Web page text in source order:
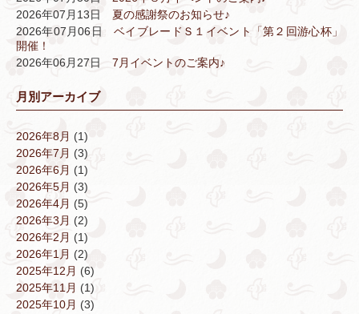
2026年07月13日 夏の感謝祭のお知らせ♪
2026年07月06日ベイブレードＳ１イベント「第２回游心杯」
開催！
2026年06月27日 7月イベントのご案内♪
月別アーカイブ
2026年8月 (1)
2026年7月 (3)
2026年6月 (1)
2026年5月 (3)
2026年4月 (5)
2026年3月 (2)
2026年2月 (1)
2026年1月 (2)
2025年12月 (6)
2025年11月 (1)
2025年10月 (3)